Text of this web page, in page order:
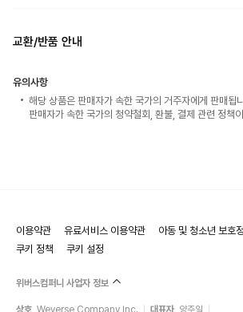
교환/반품 안내
유의사항
해당 상품은 판매자가 속한 국가의 거주자에게 판매됩
판매자가 속한 국가의 청약철회, 환불, 결제 관련 정책
이용약관 유료서비스 이용약관 아동 및 청소년 보호
쿠키 정책
쿠키 설정
위버스컴퍼니 사업자 정보
상호 Weverse Company Inc. 대표자 양주일